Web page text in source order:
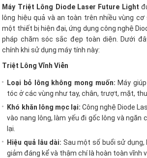
Máy Triệt Lông Diode Laser Future Light
lông hiệu quả và an toàn trên nhiều vùng
một thiết bị hiện đại, ứng dụng công nghệ
pháp chăm sóc sắc đẹp toàn diện. Dưới
chính khi sử dụng máy tính này:
Triệt Lông Vĩnh Viễn
Loại bỏ lông không mong muốn: Máy
tóc ở các vùng như tay, chân, trượt, mặt, thu
Khó khăn lông mọc lại: Công nghệ Diode
vào nang lông, làm yếu đi gốc lông và
lại.
Hiệu quả lâu dài: Sau một số buổi sử
giảm đáng kể và thậm chí là hoàn toàn vĩnh